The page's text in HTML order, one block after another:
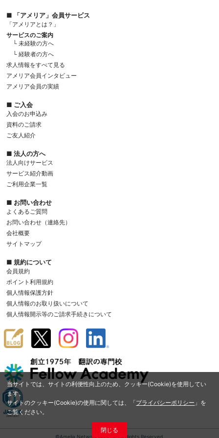
当サイトでは、サイトの利便性向上のため、クッキー(Cookie)を使用してい
ます。
サイトのクッキー(Cookie)の使用に関しては、「プライバシーポリシー 」を
ご覧ください。
閉じる
■ 「アメリア」会員サービス
「アメリアとは？」
サービスのご案内
└ 未経験の方へ
└ 経験者の方へ
求人情報をすべて見る
アメリア会員インタビュー
アメリア会員の実績
■ ご入会
入会のお申込み
資料のご請求
ご友人紹介
■ 法人の方へ
法人向けサービス
サービス紹介動画
ご利用企業一覧
■ お問い合わせ
よくあるご質問
お問い合わせ（連絡先）
会社概要
サイトマップ
■ 規約について
会員規約
ポイント利用規約
個人情報保護方針
個人情報のお取り扱いについて
個人情報開示等のご請求手続きについて
©Amelia Network Co.,Ltd. All Rights Reserved.